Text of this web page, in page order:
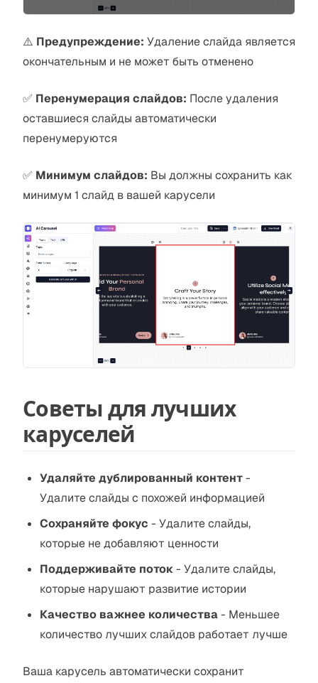
⚠️ Предупреждение: Удаление слайда является
окончательным и не может быть отменено
✅ Перенумерация слайдов: После удаления
оставшиеся слайды автоматически
перенумеруются
✅ Минимум слайдов: Вы должны сохранить как
минимум 1 слайд в вашей карусели
Советы для лучших
каруселей
Удаляйте дублированный контент-
Удалите слайды с похожей информацией
Сохраняйте фокус - Удалите слайды,
которые не добавляют ценности
Поддерживайте поток- Удалите слайды,
которые нарушают развитие истории
Качество важнее количества- Меньшее
количество лучших слайдов работает лучше
Ваша карусель автоматически сохранит